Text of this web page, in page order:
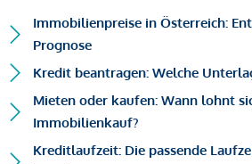
Immobilienpreise in Österreich:
Prognose
Kredit beantragen: Welche
Mieten oder kaufen: Wann lohnt
Immobilienkauf?
Kreditlaufzeit: Die passende